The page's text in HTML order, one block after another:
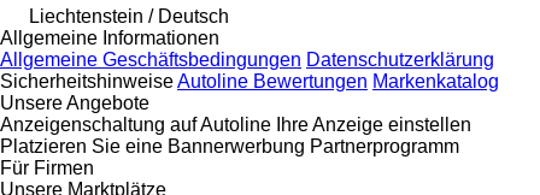
Liechtenstein / Deutsch
Allgemeine Informationen
Allgemeine Geschäftsbedingungen Datenschutzerklärung
SicherheitshinweiseAutoline Bewertungen Markenkatalog
Unsere Angebote
Anzeigenschaltung auf Autoline Ihre Anzeige einstellen
Platzieren Sie eine Bannerwerbung Partnerprogramm
Für Firmen
Unsere Marktplätze